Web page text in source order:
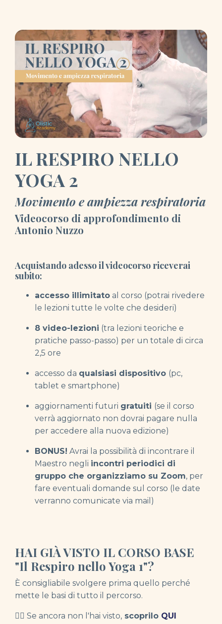
IL RESPIRO NELLO
YOGA 2
Movimento e ampiezza respiratoria
Videocorso di approfondimento di
Antonio Nuzzo
Acquistando adesso il videocorso riceverai
subito:
accesso illimitato al corso (potrai rivedere
le lezioni tutte le volte che desideri)
8 video-lezioni (tra lezioni teoriche e
pratiche passo-passo) per un totale di circa
2,5 ore
accesso da qualsiasi dispositivo (pc,
tablet e smartphone)
aggiornamenti futuri gratuiti (se il corso
verrà aggiornato non dovrai pagare nulla
per accedere alla nuova edizione)
BONUS! Avrai la possibilità di incontrare il
Maestro negli incontri periodici di
gruppo che organizziamo su Zoom, per
fare eventuali domande sul corso (le date
verranno comunicate via mail)
HAI GIÀ VISTO IL CORSO BASE
"Il Respiro nello Yoga 1"?
È consigliabile svolgere prima quello perché
mette le basi di tutto il percorso.
👉🏻 Se ancora non l'hai visto, scoprilo QUI